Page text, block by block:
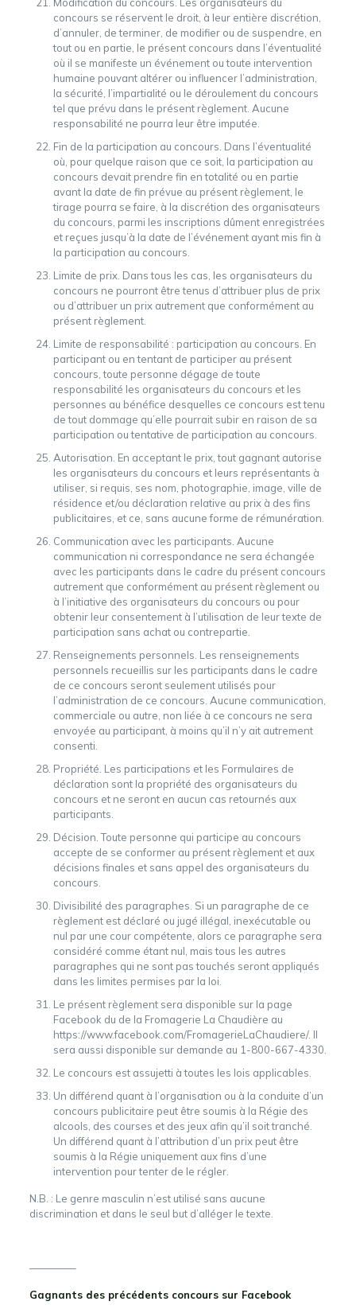
concours se réservent le droit, à leur entière discrétion,
d’annuler, de terminer, de modifier ou de suspendre, en
tout ou en partie, le présent concours dans l’éventualité
où il se manifeste un événement ou toute intervention
humaine pouvant altérer ou influencer l’administration,
la sécurité, l’impartialité ou le déroulement du concours
tel que prévu dans le présent règlement. Aucune
responsabilité ne pourra leur être imputée.
Fin de la participation au concours. Dans l’éventualité
où, pour quelque raison que ce soit, la participation au
concours devait prendre fin en totalité ou en partie
avant la date de fin prévue au présent règlement, le
tirage pourra se faire, à la discrétion des organisateurs
du concours, parmi les inscriptions dûment enregistrées
et reçues jusqu’à la date de l’événement ayant mis fin à
la participation au concours.
Limite de prix. Dans tous les cas, les organisateurs du
concours ne pourront être tenus d’attribuer plus de prix
ou d’attribuer un prix autrement que conformément au
présent règlement.
Limite de responsabilité : participation au concours. En
participant ou en tentant de participer au présent
concours, toute personne dégage de toute
responsabilité les organisateurs du concours et les
personnes au bénéfice desquelles ce concours est tenu
de tout dommage qu’elle pourrait subir en raison de sa
participation ou tentative de participation au concours.
Autorisation. En acceptant le prix, tout gagnant autorise
les organisateurs du concours et leurs représentants à
utiliser, si requis, ses nom, photographie, image, ville de
résidence et/ou déclaration relative au prix à des fins
publicitaires, et ce, sans aucune forme de rémunération.
Communication avec les participants. Aucune
communication ni correspondance ne sera échangée
avec les participants dans le cadre du présent concours
autrement que conformément au présent règlement ou
à l’initiative des organisateurs du concours ou pour
obtenir leur consentement à l’utilisation de leur texte de
participation sans achat ou contrepartie.
Renseignements personnels. Les renseignements
personnels recueillis sur les participants dans le cadre
de ce concours seront seulement utilisés pour
l’administration de ce concours. Aucune communication,
commerciale ou autre, non liée à ce concours ne sera
envoyée au participant, à moins qu’il n’y ait autrement
consenti.
Propriété. Les participations et les Formulaires de
déclaration sont la propriété des organisateurs du
concours et ne seront en aucun cas retournés aux
participants.
Décision. Toute personne qui participe au concours
accepte de se conformer au présent règlement et aux
décisions finales et sans appel des organisateurs du
concours.
Divisibilité des paragraphes. Si un paragraphe de ce
règlement est déclaré ou jugé illégal, inexécutable ou
nul par une cour compétente, alors ce paragraphe sera
considéré comme étant nul, mais tous les autres
paragraphes qui ne sont pas touchés seront appliqués
dans les limites permises par la loi.
Le présent règlement sera disponible sur la page
Facebook du de la Fromagerie La Chaudière au
https://www.facebook.com/FromagerieLaChaudiere/. Il
sera aussi disponible sur demande au 1-800-667-4330.
Le concours est assujetti à toutes les lois applicables.
Un différend quant à l’organisation ou à la conduite d’un
concours publicitaire peut être soumis à la Régie des
alcools, des courses et des jeux afin qu’il soit tranché.
Un différend quant à l’attribution d’un prix peut être
soumis à la Régie uniquement aux fins d’une
intervention pour tenter de le régler.
N.B. : Le genre masculin n’est utilisé sans aucune
discrimination et dans le seul but d’alléger le texte.
————–
Gagnants des précédents concours sur Facebook